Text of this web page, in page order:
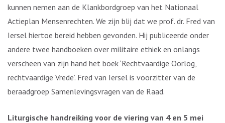
kunnen nemen aan de Klankbordgroep van het Nationaal
Actieplan Mensenrechten. We zijn blij dat we prof. dr. Fred van
Iersel hiertoe bereid hebben gevonden. Hij publiceerde onder
andere twee handboeken over militaire ethiek en onlangs
verscheen van zijn hand het boek ‘Rechtvaardige Oorlog,
rechtvaardige Vrede’. Fred van Iersel is voorzitter van de
beraadgroep Samenlevingsvragen van de Raad.
Liturgische handreiking voor de viering van 4 en 5 mei